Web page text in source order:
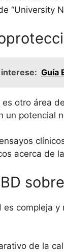
“University
Guía
es otro área
un potencial
acerca de
es compleja
de la